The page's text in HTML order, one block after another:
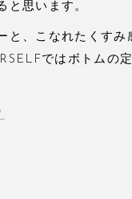
と思います。
と、こなれたくすみ
ではボトムの